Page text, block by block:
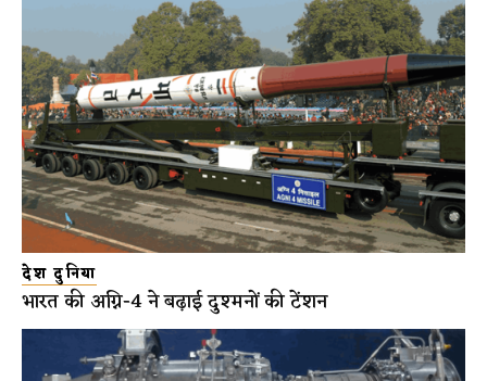
देश दुनिया
भारत की अग्नि-4 ने बढ़ाई दुश्मनों की टेंशन